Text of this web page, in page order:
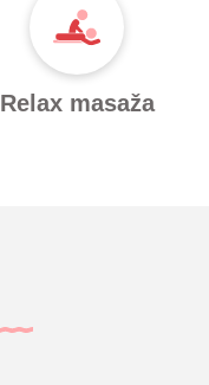
Relax masaža